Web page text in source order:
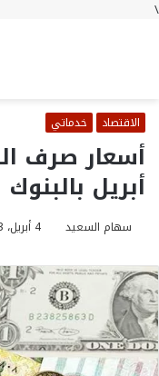
\
الاقتصاد خدماتي
أبريل
سهام السعيد 4 أبريل، 2023